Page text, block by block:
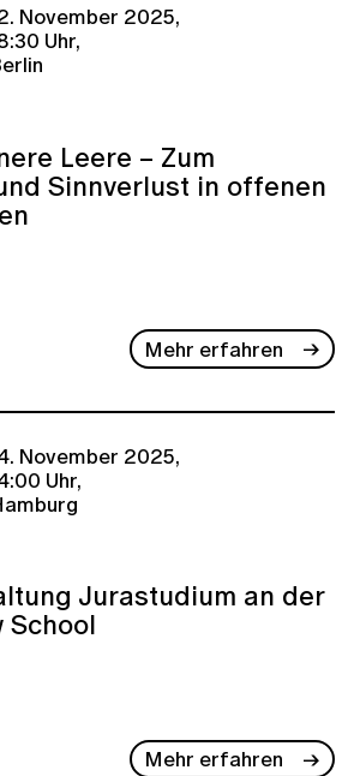
November 2025,
Uhr,
Leere − Zum
Sinnverlust in offenen
Mehr erfahren
November 2025,
Uhr,
Jurastudium an der
School
Mehr erfahren